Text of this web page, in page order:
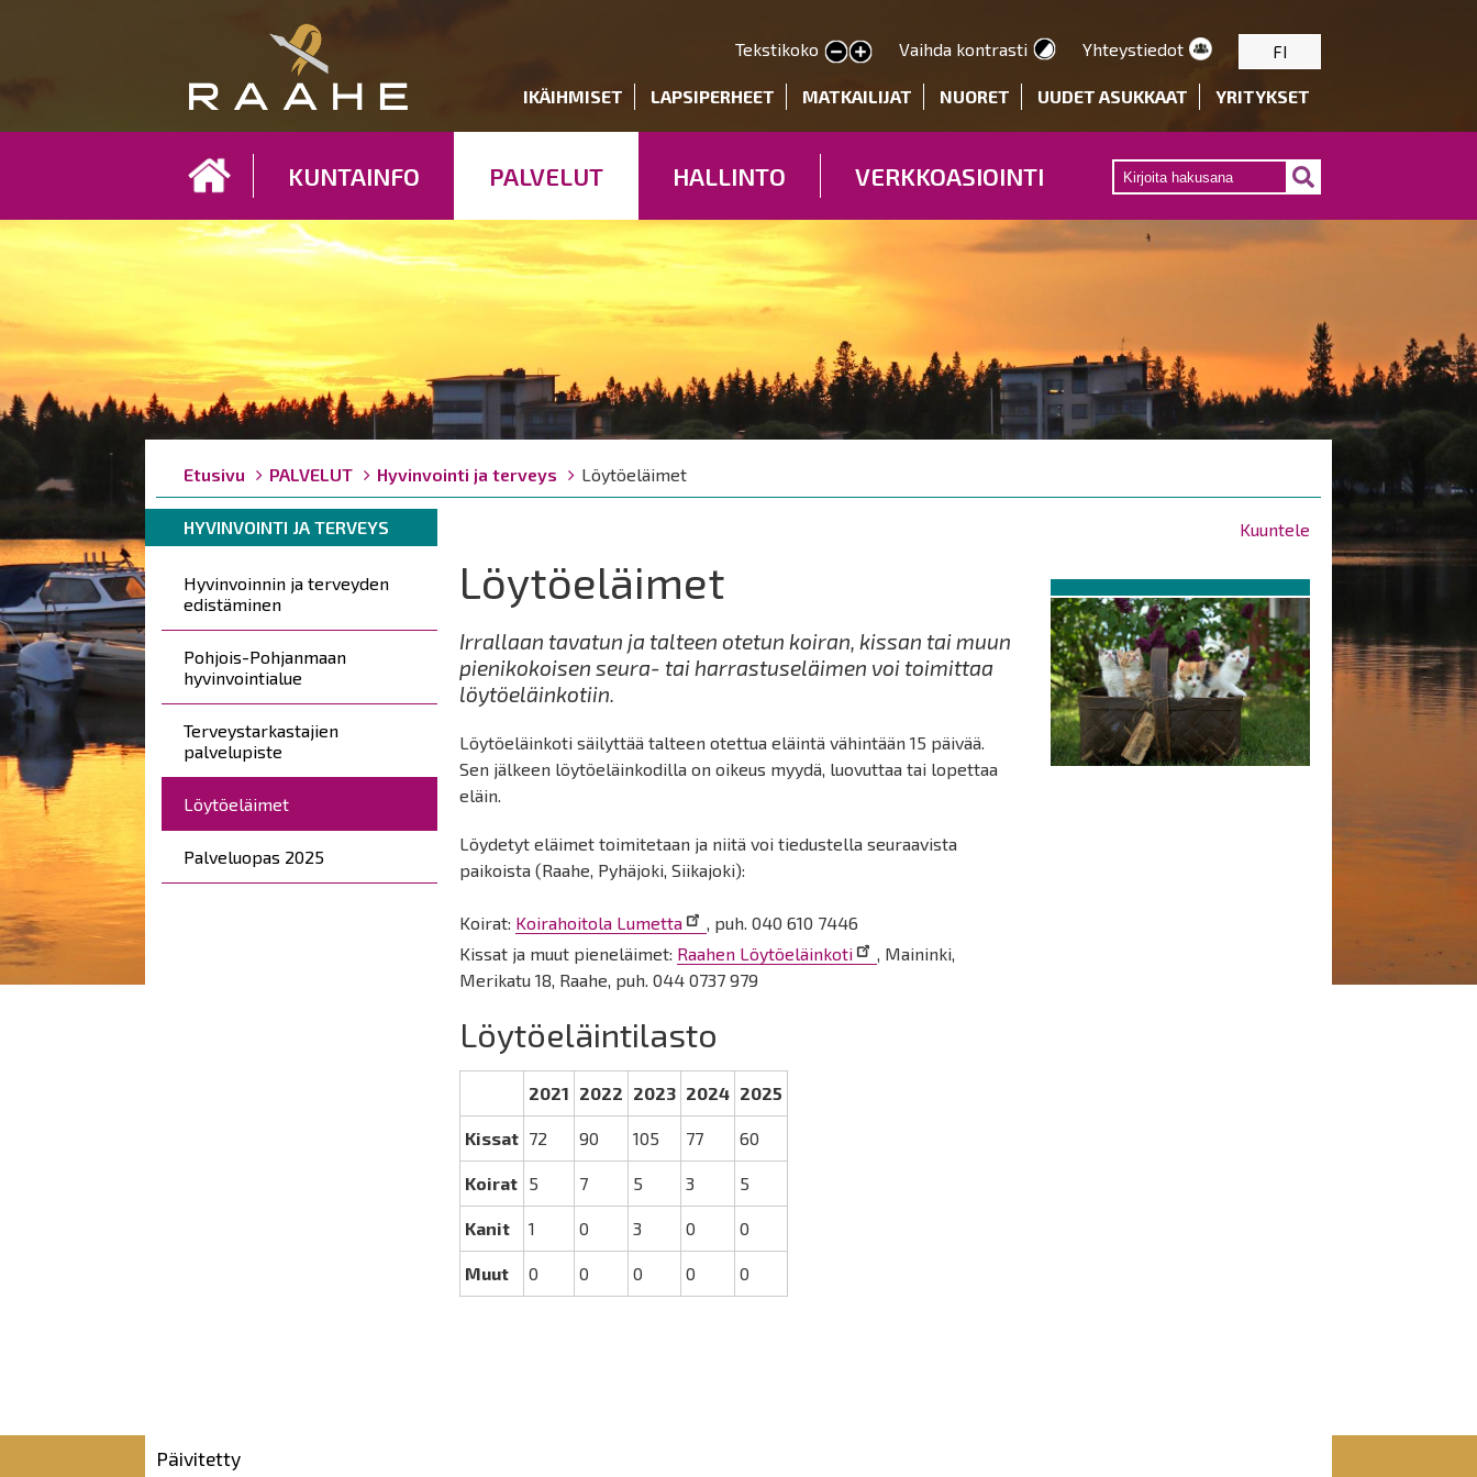
pääsisältöön
Tekstikoko
Pienennä tekstin kokoa
Suurenna tekstin kokoa Vaihda kontrasti Yhteystiedot FI
Kohderyhmät
IKÄIHMISET LAPSIPERHEET MATKAILIJAT NUORET UUDET ASUKKAAT YRITYKSET
KUNTAINFO PALVELUT HALLINTO VERKKOASIOINTI
Breadcrumbs
You
are
here:
Etusivu PALVELUT Hyvinvointi ja terveys Löytöeläimet
Breadcrumbs
are
here:
HYVINVOINTI JA TERVEYS Kuuntele
Päävalikko
Hyvinvoinnin ja terveyden
edistäminen
Pohjois-Pohjanmaan
hyvinvointialue
Terveystarkastajien
palvelupiste
Löytöeläimet
Palveluopas 2025
Löytöeläimet
Irrallaan tavatun ja talteen otetun koiran, kissan tai muun
pienikokoisen seura- tai harrastuseläimen voi toimittaa
löytöeläinkotiin.
Löytöeläinkoti säilyttää talteen otettua eläintä vähintään 15 päivää.
Sen jälkeen löytöeläinkodilla on oikeus myydä, luovuttaa tai lopettaa
eläin.
Löydetyt eläimet toimitetaan ja niitä voi tiedustella seuraavista
paikoista (Raahe, Pyhäjoki, Siikajoki):
Koirat: Koirahoitola Lumetta
, puh. 040 610 7446
Kissat ja muut pieneläimet: Raahen Löytöeläinkoti
, Maininki,
Merikatu 18, Raahe, puh. 044 0737 979
Löytöeläintilasto
2021 2022 2023 2024 2025
Kissat 72 90 105 77 60
Koirat 5 7 5 3 5
Kanit 1 0 3 0 0
Muut 0 0 0 0 0
Päivitetty